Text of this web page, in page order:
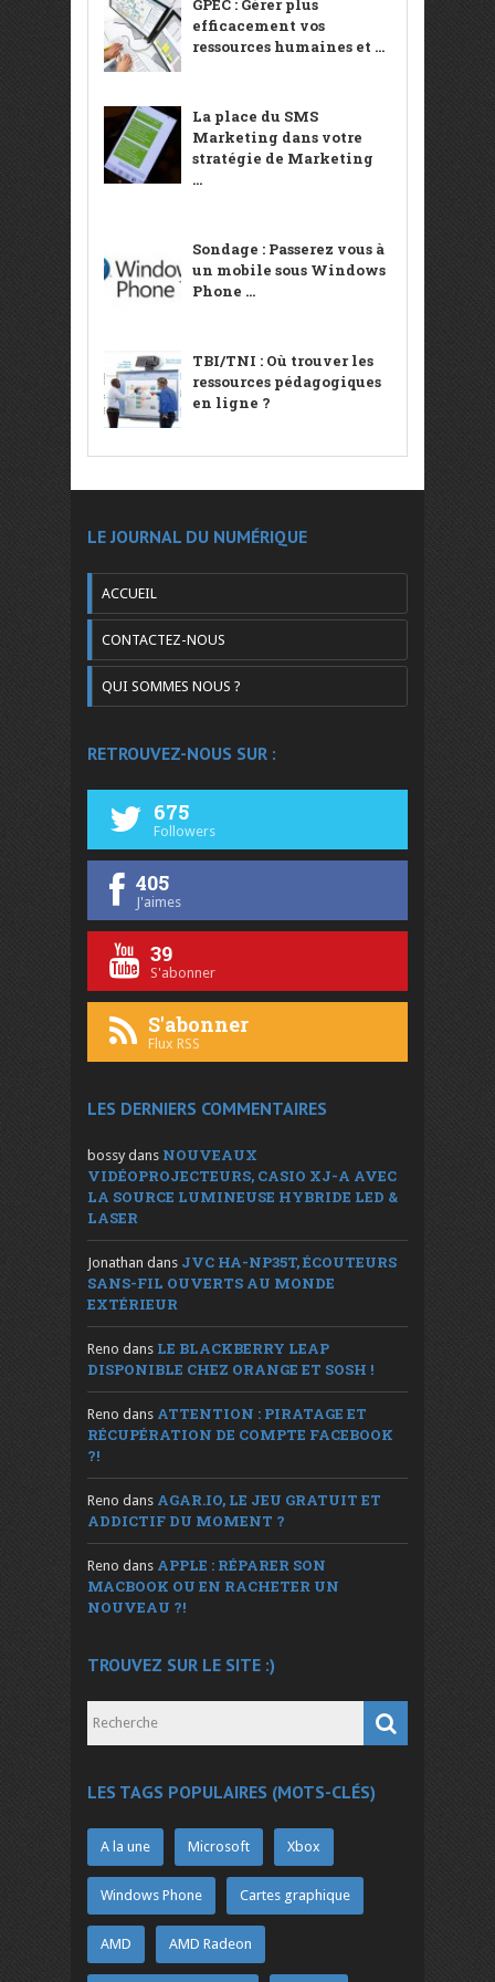
GPEC : Gérer plus
efficacement vos
ressources humaines et ...
La place du SMS
Marketing dans votre
stratégie de Marketing
...
Sondage : Passerez vous à
un mobile sous Windows
Phone ...
TBI/TNI : Où trouver les
ressources pédagogiques
en ligne ?
LE JOURNAL DU NUMÉRIQUE
ACCUEIL
CONTACTEZ-NOUS
QUI SOMMES NOUS ?
RETROUVEZ-NOUS SUR :
675
Followers
405
J'aimes
39
S'abonner
S'abonner
Flux RSS
LES DERNIERS COMMENTAIRES
bossy dans NOUVEAUX
VIDÉOPROJECTEURS, CASIO XJ-A AVEC
LA SOURCE LUMINEUSE HYBRIDE LED &
LASER
Jonathan dans JVC HA-NP35T, ÉCOUTEURS
SANS-FIL OUVERTS AU MONDE
EXTÉRIEUR
Reno dans LE BLACKBERRY LEAP
DISPONIBLE CHEZ ORANGE ET SOSH !
Reno dans ATTENTION : PIRATAGE ET
RÉCUPÉRATION DE COMPTE FACEBOOK
?!
Reno dans AGAR.IO, LE JEU GRATUIT ET
ADDICTIF DU MOMENT ?
Reno dans APPLE : RÉPARER SON
MACBOOK OU EN RACHETER UN
NOUVEAU ?!
TROUVEZ SUR LE SITE :)
LES TAGS POPULAIRES (MOTS-CLÉS)
A la une Microsoft Xbox
Windows Phone Cartes graphique
AMD AMD Radeon